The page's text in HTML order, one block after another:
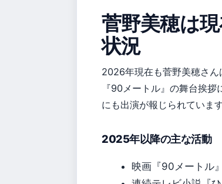
菅野美穂は
状況
2026年現在も菅野美穂さ
『90メートル』の舞台挨拶
にも出演が報じられています
2025年以降の主な活動
映画『90メートル